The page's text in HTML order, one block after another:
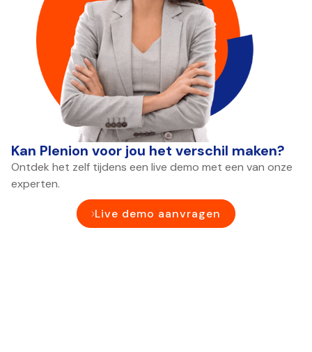
Kan Plenion voor jou het verschil maken?
Ontdek het zelf tijdens een live demo met een van onze
experten.
Live demo aanvragen